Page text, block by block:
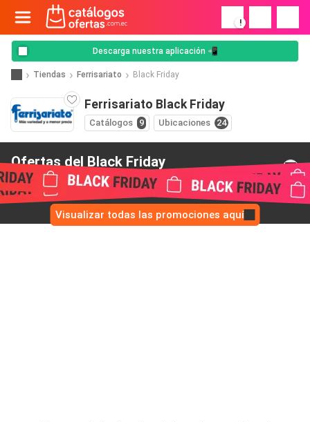
!
Descarga nuestra aplicación 📲
Tiendas Ferrisariato Black Friday
Ferrisariato Black Friday
Catálogos 9 Ubicaciones 24
Ofertas del Black Friday
de Ferrisariato
Visualizar todas las promociones aquí